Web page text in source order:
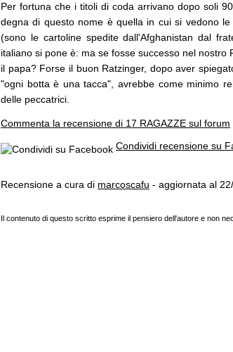
Per fortuna che i titoli di coda arrivano dopo soli
degna di questo nome è quella in cui si vedono
(sono le cartoline spedite dall'Afghanistan dal
italiano si pone è: ma se fosse successo nel
il papa? Forse il buon Ratzinger, dopo aver
"ogni botta è una tacca", avrebbe come minimo
delle peccatrici.
Commenta la recensione di 17 RAGAZZE sul forum
Condividi recensione su
Recensione a cura di marcoscafu - aggiornata al
Il contenuto di questo scritto esprime il pensiero dell'autore e non